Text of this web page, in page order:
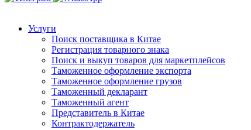
Услуги
Поиск поставщика в Китае
Регистрация товарного знака
Поиск и выкуп товаров для маркетплейсов
Таможенное оформление экспорта
Таможенное оформление грузов
Таможенный декларант
Таможенный агент
Представитель в Китае
Контрактодержатель